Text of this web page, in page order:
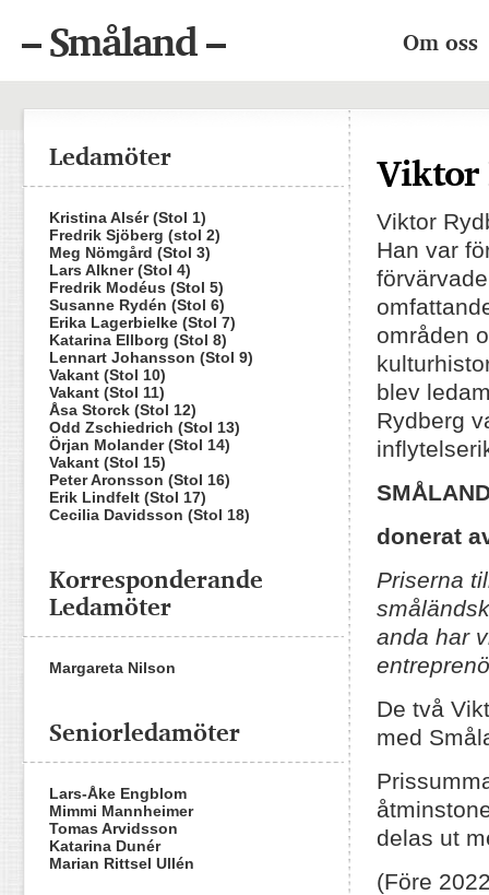
– Småland – Om oss
Viktor
Viktor
Han var
områden
blev
Rydberg
donerat
Priserna
anda har
De två
med
delas ut
(Före
Ledamöter
Kristina Alsér (Stol 1)
Fredrik Sjöberg (stol 2)
Meg Nömgård (Stol 3)
Lars Alkner (Stol 4)
Fredrik Modéus (Stol 5)
Susanne Rydén (Stol 6)
Erika Lagerbielke (Stol 7)
Katarina Ellborg (Stol 8)
Lennart Johansson (Stol 9)
Vakant (Stol 10)
Vakant (Stol 11)
Åsa Storck (Stol 12)
Odd Zschiedrich (Stol 13)
Örjan Molander (Stol 14)
Vakant (Stol 15)
Peter Aronsson (Stol 16)
Erik Lindfelt (Stol 17)
Cecilia Davidsson (Stol 18)
Korresponderande
Ledamöter
Margareta Nilson
Seniorledamöter
Lars-Åke Engblom
Mimmi Mannheimer
Tomas Arvidsson
Katarina Dunér
Marian Rittsel Ullén